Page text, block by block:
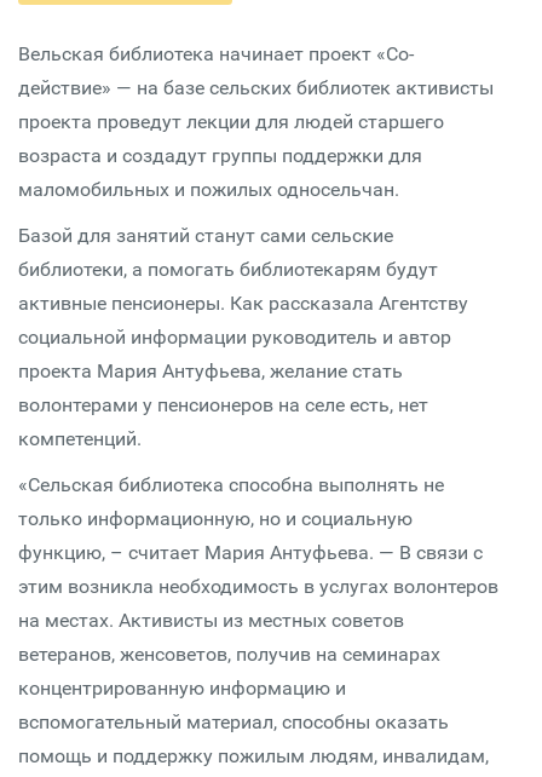
Вельская библиотека начинает проект «Со-
действие» — на базе сельских библиотек активисты
проекта проведут лекции для людей старшего
возраста и создадут группы поддержки для
маломобильных и пожилых односельчан.
Базой для занятий станут сами сельские
библиотеки, а помогать библиотекарям будут
активные пенсионеры. Как рассказала Агентству
социальной информации руководитель и автор
проекта Мария Антуфьева, желание стать
волонтерами у пенсионеров на селе есть, нет
компетенций.
«Сельская библиотека способна выполнять не
только информационную, но и социальную
функцию, – считает Мария Антуфьева. — В связи с
этим возникла необходимость в услугах волонтеров
на местах. Активисты из местных советов
ветеранов, женсоветов, получив на семинарах
концентрированную информацию и
вспомогательный материал, способны оказать
помощь и поддержку пожилым людям, инвалидам,